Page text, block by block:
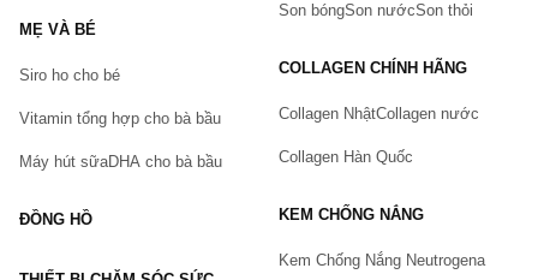
MẸ VÀ BÉ
Siro ho cho bé
Vitamin tổng hợp cho bà bầu
Máy hút sữaDHA cho bà bầu
ĐỒNG HỒ
Son bóngSon nướcSon thỏi
COLLAGEN CHÍNH HÃNG
Collagen NhậtCollagen nước
Collagen Hàn Quốc
KEM CHỐNG NẮNG
Kem Chống Nắng Neutrogena